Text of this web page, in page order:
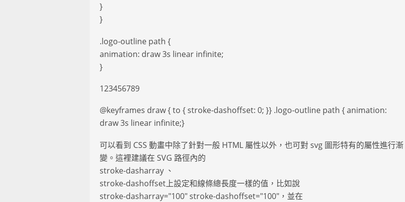
}
}
.logo-outline path {
animation: draw 3s linear infinite;
}
123456789
@keyframes draw { to { stroke-dashoffset: 0; }} .logo-outline path { animation:
draw 3s linear infinite;}
可以看到 CSS 動畫中除了針對一般 HTML 屬性以外，也可對 svg 圖形特有的屬性進行漸
變。這裡建議在 SVG 路徑內的
stroke-dasharray 、
stroke-dashoffset上設定和線條總長度一樣的值，比如說
stroke-dasharray="100" stroke-dashoffset="100"，並在